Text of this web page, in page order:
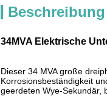
34MVA Elektrische
Dieser 34 MVA große
Korrosionsbeständigkeit
geerdeten Wye-Sekundär,